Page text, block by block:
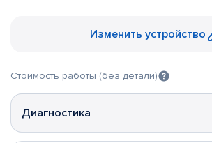
Изменить устройство
Стоимость работы (без детали)
Диагностика